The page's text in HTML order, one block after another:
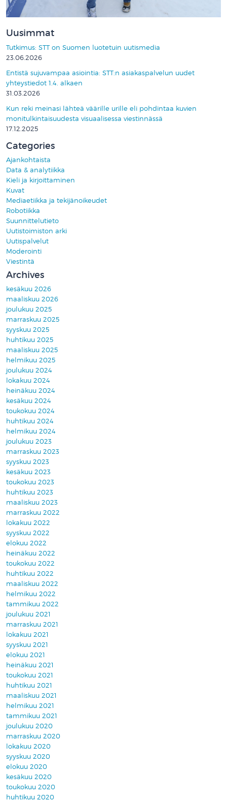
Uusimmat
Tutkimus: STT on Suomen luotetuin uutismedia
23.06.2026
Entistä sujuvampaa asiointia: STT:n asiakaspalvelun uudet
yhteystiedot 1.4. alkaen
31.03.2026
Kun reki meinasi lähteä väärille urille eli pohdintaa kuvien
monitulkintaisuudesta visuaalisessa viestinnässä
17.12.2025
Categories
Ajankohtaista
Data & analytiikka
Kieli ja kirjoittaminen
Kuvat
Mediaetiikka ja tekijänoikeudet
Robotiikka
Suunnittelutieto
Uutistoimiston arki
Uutispalvelut
Moderointi
Viestintä
Archives
kesäkuu 2026
maaliskuu 2026
joulukuu 2025
marraskuu 2025
syyskuu 2025
huhtikuu 2025
maaliskuu 2025
helmikuu 2025
joulukuu 2024
lokakuu 2024
heinäkuu 2024
kesäkuu 2024
toukokuu 2024
huhtikuu 2024
helmikuu 2024
joulukuu 2023
marraskuu 2023
syyskuu 2023
kesäkuu 2023
toukokuu 2023
huhtikuu 2023
maaliskuu 2023
marraskuu 2022
lokakuu 2022
syyskuu 2022
elokuu 2022
heinäkuu 2022
toukokuu 2022
huhtikuu 2022
maaliskuu 2022
helmikuu 2022
tammikuu 2022
joulukuu 2021
marraskuu 2021
lokakuu 2021
syyskuu 2021
elokuu 2021
heinäkuu 2021
toukokuu 2021
huhtikuu 2021
maaliskuu 2021
helmikuu 2021
tammikuu 2021
joulukuu 2020
marraskuu 2020
lokakuu 2020
syyskuu 2020
elokuu 2020
kesäkuu 2020
toukokuu 2020
huhtikuu 2020